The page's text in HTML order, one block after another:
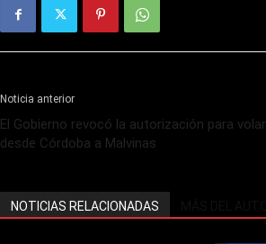
Noticia anterior
El Gobierno revocó la autorización para volar
desde Córdoba a Malvinas
NOTICIAS RELACIONADAS